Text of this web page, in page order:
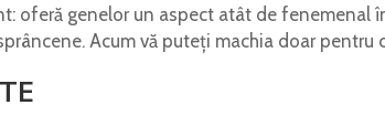
oferă genelor un aspect atât de fenemenal
Acum vă puteți machia doar pentru